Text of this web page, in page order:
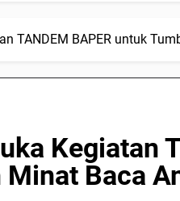
TANDEM BAPER untuk
Kegiatan
Baca